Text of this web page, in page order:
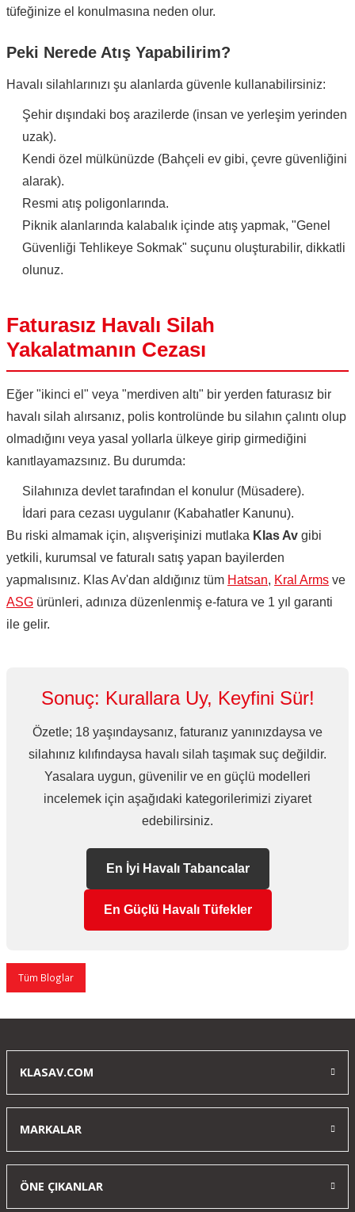
tüfeğinize el konulmasına neden olur.
Peki Nerede Atış Yapabilirim?
Havalı silahlarınızı şu alanlarda güvenle kullanabilirsiniz:
Şehir dışındaki boş arazilerde (insan ve yerleşim yerinden
uzak).
Kendi özel mülkünüzde (Bahçeli ev gibi, çevre güvenliğini
alarak).
Resmi atış poligonlarında.
Piknik alanlarında kalabalık içinde atış yapmak, "Genel
Güvenliği Tehlikeye Sokmak" suçunu oluşturabilir, dikkatli
olunuz.
Faturasız Havalı Silah
Yakalatmanın Cezası
Eğer "ikinci el" veya "merdiven altı" bir yerden faturasız bir
havalı silah alırsanız, polis kontrolünde bu silahın çalıntı olup
olmadığını veya yasal yollarla ülkeye girip girmediğini
kanıtlayamazsınız. Bu durumda:
Silahınıza devlet tarafından el konulur (Müsadere).
İdari para cezası uygulanır (Kabahatler Kanunu).
Bu riski almamak için, alışverişinizi mutlaka Klas Av gibi
yetkili, kurumsal ve faturalı satış yapan bayilerden
yapmalısınız. Klas Av'dan aldığınız tüm Hatsan, Kral Arms ve
ASG ürünleri, adınıza düzenlenmiş e-fatura ve 1 yıl garanti
ile gelir.
Sonuç: Kurallara Uy, Keyfini Sür!
Özetle; 18 yaşındaysanız, faturanız yanınızdaysa ve
silahınız kılıfındaysa havalı silah taşımak suç değildir.
Yasalara uygun, güvenilir ve en güçlü modelleri
incelemek için aşağıdaki kategorilerimizi ziyaret
edebilirsiniz.
En İyi Havalı Tabancalar
En Güçlü Havalı Tüfekler
Tüm Bloglar
KLASAV.COM
MARKALAR
ÖNE ÇIKANLAR